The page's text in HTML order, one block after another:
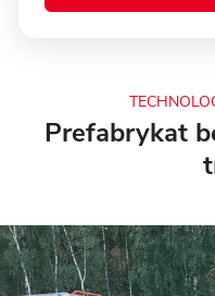
Prefabrykat